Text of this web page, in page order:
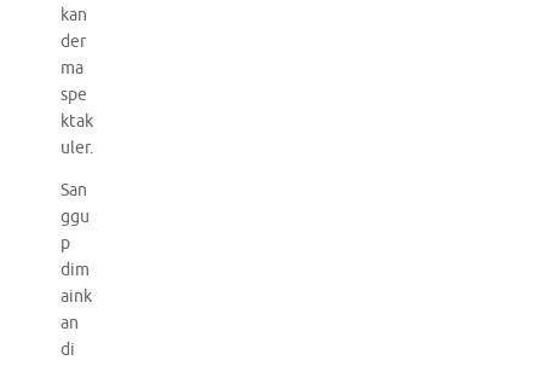
kan
der
ma
spe
ktak
uler.
San
ggu
p
dim
aink
an
di